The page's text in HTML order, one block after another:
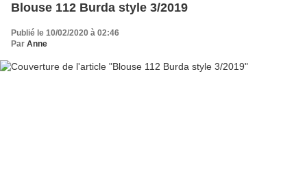
Blouse 112 Burda style 3/2019
Publié le 10/02/2020 à 02:46
Par Anne